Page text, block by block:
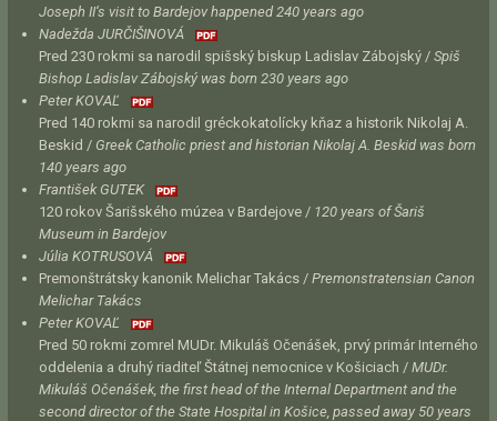
Joseph II‘s visit to Bardejov happened 240 years ago
Nadežda JURČIŠINOVÁ
Pred 230 rokmi sa narodil spišský biskup Ladislav Zábojský / Spiš
Bishop Ladislav Zábojský was born 230 years ago
Peter KOVAĽ
Pred 140 rokmi sa narodil gréckokatolícky kňaz a historik Nikolaj A.
Beskid / Greek Catholic priest and historian Nikolaj A. Beskid was born
140 years ago
František GUTEK
120 rokov Šarišského múzea v Bardejove / 120 years of Šariš
Museum in Bardejov
Júlia KOTRUSOVÁ
Premonštrátsky kanonik Melichar Takács / Premonstratensian Canon
Melichar Takács
Peter KOVAĽ
Pred 50 rokmi zomrel MUDr. Mikuláš Očenášek, prvý primár Interného
oddelenia a druhý riaditeľ Štátnej nemocnice v Košiciach / MUDr.
Mikuláš Očenášek, the first head of the Internal Department and the
second director of the State Hospital in Košice, passed away 50 years